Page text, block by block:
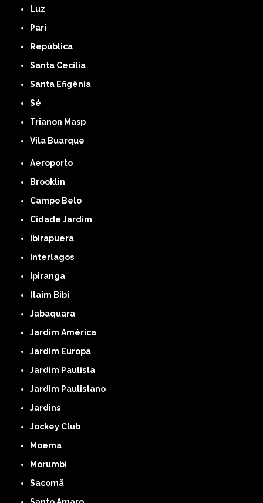
Luz
Pari
República
Santa Cecília
Santa Efigênia
Sé
Trianon Masp
Vila Buarque
Aeroporto
Brooklin
Campo Belo
Cidade Jardim
Ibirapuera
Interlagos
Ipiranga
Itaim Bibi
Jabaquara
Jardim América
Jardim Europa
Jardim Paulista
Jardim Paulistano
Jardins
Jockey Club
Moema
Morumbi
Sacomã